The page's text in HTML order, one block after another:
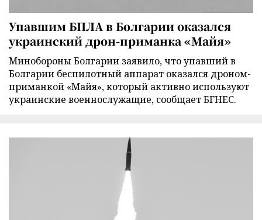
Упавшим БПЛА в Болгарии оказался
украинский дрон-приманка «Майя»
Минобороны Болгарии заявило, что упавший в
Болгарии беспилотный аппарат оказался дроном-
приманкой «Майя», который активно используют
украинские военнослужащие, сообщает БГНЕС.